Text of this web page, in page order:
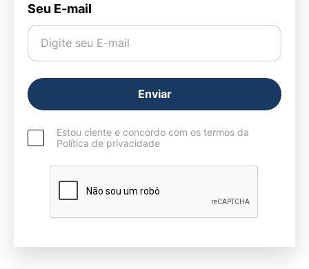
Seu E-mail
Estou ciente e concordo com os termos da
Política de privacidade